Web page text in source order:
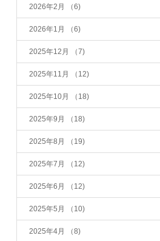
2026年2月 （6)
2026年1月 （6)
2025年12月 （7)
2025年11月 （12)
2025年10月 （18)
2025年9月 （18)
2025年8月 （19)
2025年7月 （12)
2025年6月 （12)
2025年5月 （10)
2025年4月 （8)